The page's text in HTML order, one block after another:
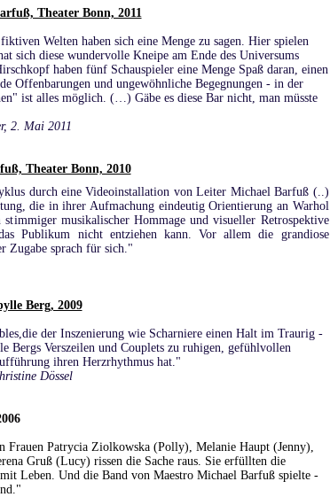
Theater Bonn, 2011
Welten haben sich eine Menge zu sagen. Hier spielen
sich diese wundervolle Kneipe am Ende des Universums
haben fünf Schauspieler eine Menge Spaß daran, einen
Offenbarungen und ungewöhnliche Begegnungen - in der
ist alles möglich. (…) Gäbe es diese Bar nicht, man müsste
2. Mai 2011
Theater Bonn, 2010
durch eine Videoinstallation von Leiter Michael Barfuß (..)
die in ihrer Aufmachung eindeutig Orientierung an Warhol
musikalischer Hommage und visueller Retrospektive
Publikum nicht entziehen kann. Vor allem die grandiose
Zugabe sprach für sich."
Berg, 2009
der Inszenierung wie Scharniere einen Halt im Traurig -
Bergs Verszeilen und Couplets zu ruhigen, gefühlvollen
ihren Herzrhythmus hat."
Dössel
Frauen Patrycia Ziolkowska (Polly), Melanie Haupt (Jenny),
Gruß (Lucy) rissen die Sache raus. Sie erfüllten die
Leben. Und die Band von Maestro Michael Barfuß spielte -